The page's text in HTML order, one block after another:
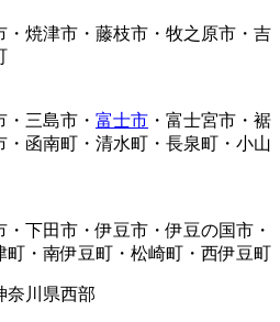
・焼津市・藤枝市・牧之原市・吉
・三島市・ 富士市 ・富士宮市・裾
・函南町・清水町・長泉町・小山
下田市・伊豆市・伊豆の国市・
町・南伊豆町・松崎町・西伊豆町
奈川県西部